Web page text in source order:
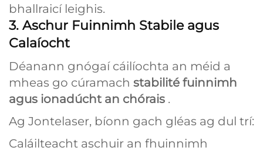
bhallraicí leighis.
3. Aschur Fuinnimh Stabile agus
Calaíocht
Déanann gnógaí cáilíochta an méid a
mheas go cúramach stabilité fuinnimh
agus ionadúcht an chórais .
Ag Jontelaser, bíonn gach gléas ag dul trí:
Caláilteacht aschuir an fhuinnimh